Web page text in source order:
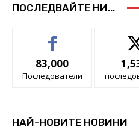
ПОСЛЕДВАЙТЕ НИ...
83,000
Последователи
НАЙ-НОВИТЕ НОВИНИ